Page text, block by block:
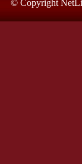
© Copyright